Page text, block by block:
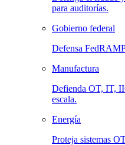
para auditorías.
Gobierno federal
Defensa
Manufactura
Defienda OT, IT,
escala.
Energía
Proteja sistemas